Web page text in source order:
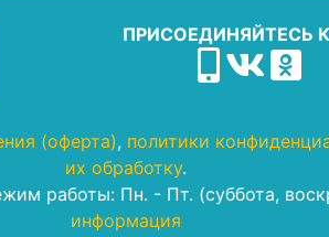
ПРИСОЕДИНЯЙТЕСЬ
(оферта), политики
их обработку.
работы: Пн. - Пт. (суббота,
информация